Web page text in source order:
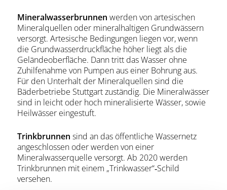
Mineralwasserbrunnen werden von artesischen
Mineralquellen oder mineralhaltigen Grundwässern
versorgt. Artesische Bedingungen liegen vor, wenn
die Grundwasserdruckfläche höher liegt als die
Geländeoberfläche. Dann tritt das Wasser ohne
Zuhilfenahme von Pumpen aus einer Bohrung aus.
Für den Unterhalt der Mineralquellen sind die
Bäderbetriebe Stuttgart zuständig. Die Mineralwässer
sind in leicht oder hoch mineralisierte Wässer, sowie
Heilwässer eingestuft.
Trinkbrunnen sind an das öffentliche Wassernetz
angeschlossen oder werden von einer
Mineralwasserquelle versorgt. Ab 2020 werden
Trinkbrunnen mit einem „Trinkwasser“‐Schild
versehen.